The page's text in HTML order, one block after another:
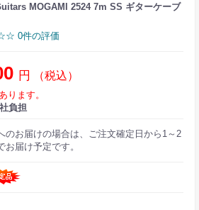
MOGAMI 2524 7m SS ギターケーブ
0件の評価
円 （税込）
ります。
負担
のお届けの場合は、ご注文確定日から1～2
お届け予定です。